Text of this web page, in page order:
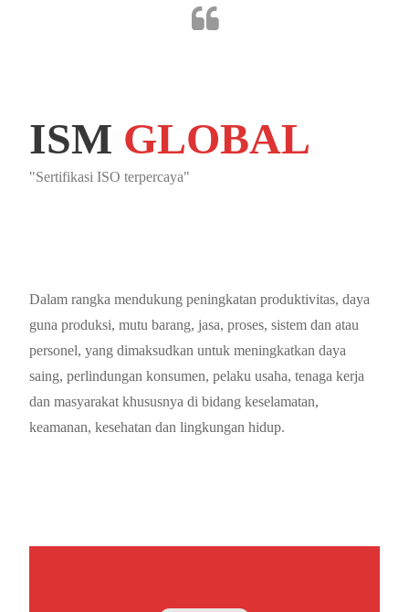
ISM GLOBAL
"Sertifikasi ISO terpercaya"
Dalam rangka mendukung peningkatan produktivitas, daya
guna produksi, mutu barang, jasa, proses, sistem dan atau
personel, yang dimaksudkan untuk meningkatkan daya
saing, perlindungan konsumen, pelaku usaha, tenaga kerja
dan masyarakat khususnya di bidang keselamatan,
keamanan, kesehatan dan lingkungan hidup.